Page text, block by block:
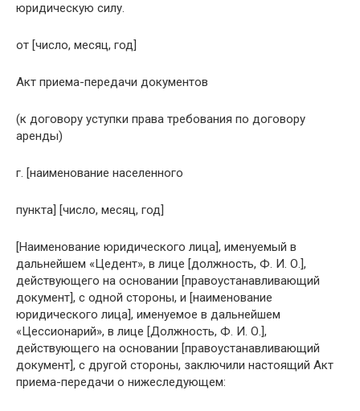
юридическую силу.
от [число, месяц, год]
Акт приема-передачи документов
(к договору уступки права требования по договору
аренды)
г. [наименование населенного
пункта] [число, месяц, год]
[Наименование юридического лица], именуемый в
дальнейшем «Цедент», в лице [должность, Ф. И. О.],
действующего на основании [правоустанавливающий
документ], с одной стороны, и [наименование
юридического лица], именуемое в дальнейшем
«Цессионарий», в лице [Должность, Ф. И. О.],
действующего на основании [правоустанавливающий
документ], с другой стороны, заключили настоящий Акт
приема-передачи о нижеследующем: